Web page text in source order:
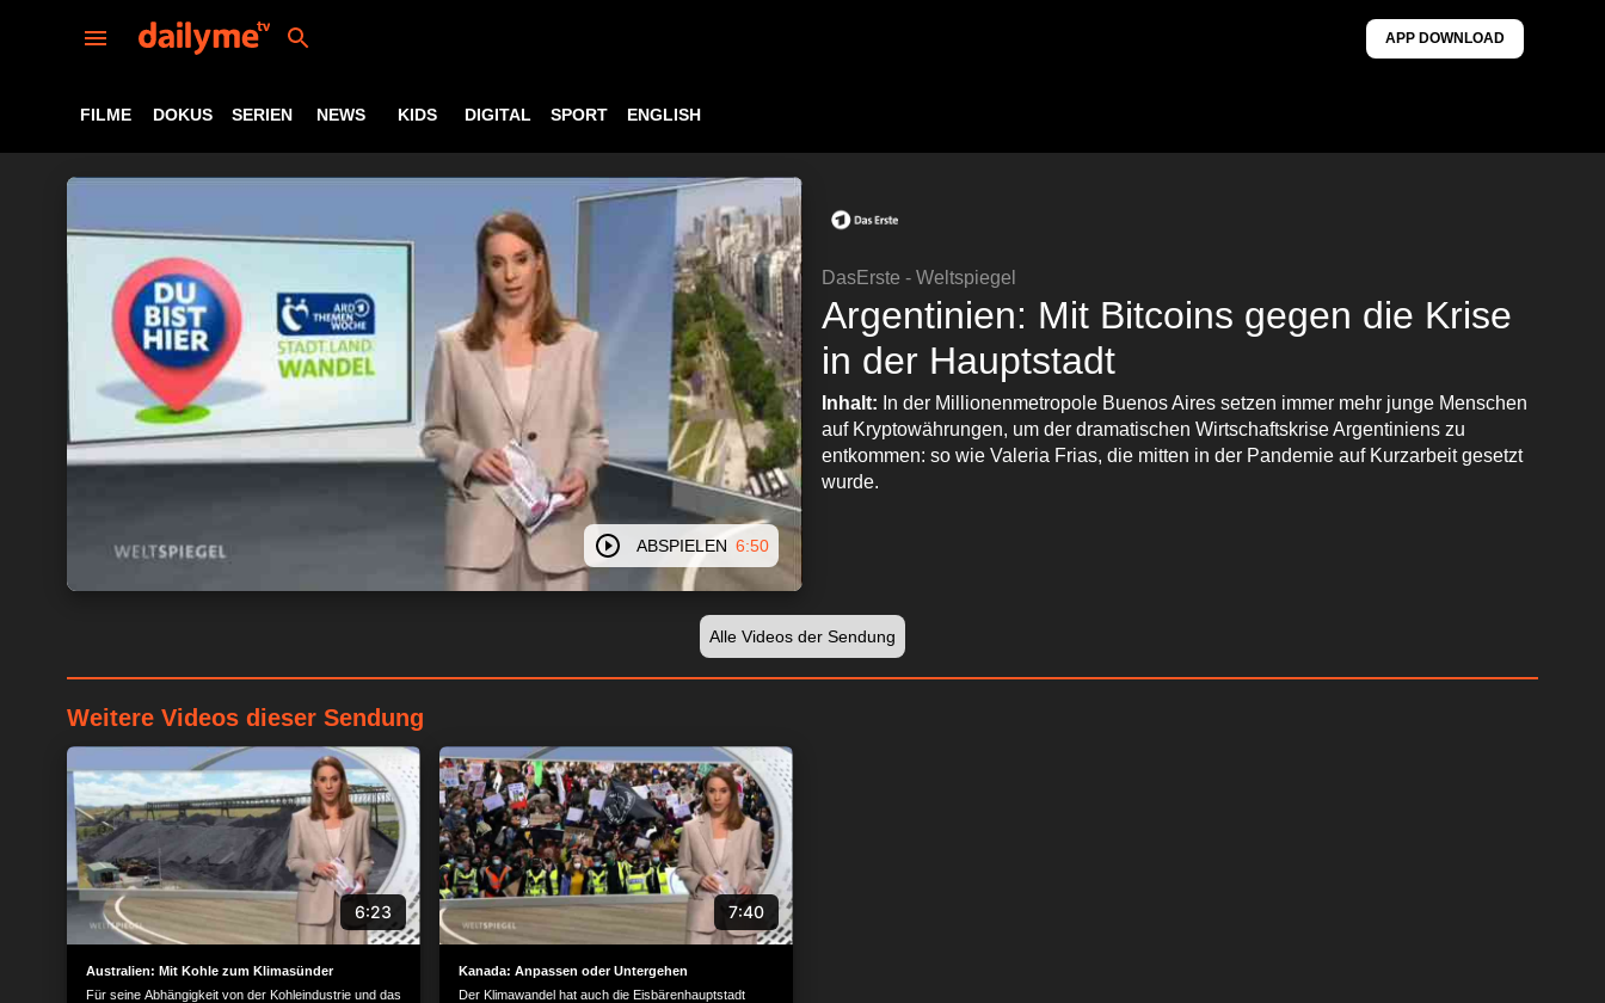
APP DOWNLOAD
FILME DOKUS SERIEN NEWS KIDS DIGITAL SPORT ENGLISH
ABSPIELEN 6:50
DasErste - Weltspiegel
Argentinien: Mit Bitcoins gegen die Krise
in der Hauptstadt
Inhalt: In der Millionenmetropole Buenos Aires setzen immer mehr junge Menschen
auf Kryptowährungen, um der dramatischen Wirtschaftskrise Argentiniens zu
entkommen: so wie Valeria Frias, die mitten in der Pandemie auf Kurzarbeit gesetzt
wurde.
Alle Videos der Sendung
Weitere Videos dieser Sendung
6:23
Australien: Mit Kohle zum Klimasünder
Für seine Abhängigkeit von der Kohleindustrie und das
7:40
Kanada: Anpassen oder Untergehen
Der Klimawandel hat auch die Eisbärenhauptstadt